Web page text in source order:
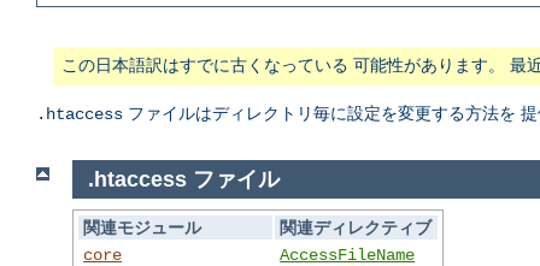
この日本語訳はすでに古くなっている 可能性があります。 最
.htaccess ファイルはディレクトリ毎に設定を変更する方法を 提
.htaccess ファイル
関連モジュール
関連ディレクティブ
core
AccessFileName